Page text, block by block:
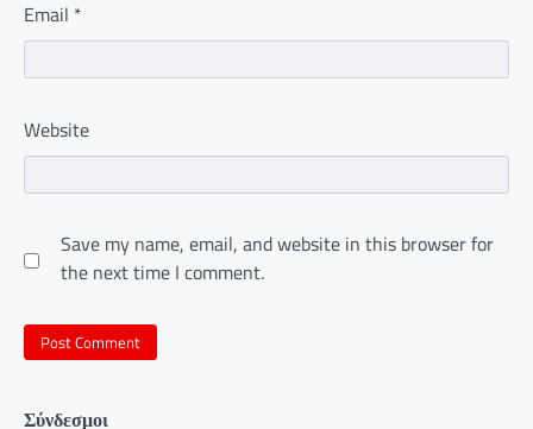
Email *
Website
Save my name, email, and website in this browser for
the next time I comment.
Σύνδεσμοι